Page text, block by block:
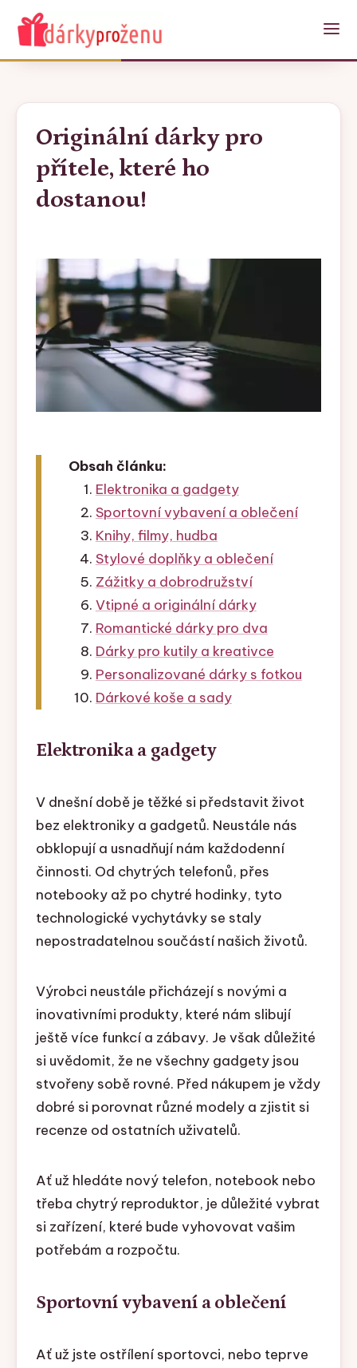
Originální dárky pro
přítele, které ho
dostanou!
Obsah článku:
Elektronika a gadgety
Sportovní vybavení a oblečení
Knihy, filmy, hudba
Stylové doplňky a oblečení
Zážitky a dobrodružství
Vtipné a originální dárky
Romantické dárky pro dva
Dárky pro kutily a kreativce
Personalizované dárky s fotkou
Dárkové koše a sady
Elektronika a gadgety
V dnešní době je těžké si představit život
bez elektroniky a gadgetů. Neustále nás
obklopují a usnadňují nám každodenní
činnosti. Od chytrých telefonů, přes
notebooky až po chytré hodinky, tyto
technologické vychytávky se staly
nepostradatelnou součástí našich životů.
Výrobci neustále přicházejí s novými a
inovativními produkty, které nám slibují
ještě více funkcí a zábavy. Je však důležité
si uvědomit, že ne všechny gadgety jsou
stvořeny sobě rovné. Před nákupem je vždy
dobré si porovnat různé modely a zjistit si
recenze od ostatních uživatelů.
Ať už hledáte nový telefon, notebook nebo
třeba chytrý reproduktor, je důležité vybrat
si zařízení, které bude vyhovovat vašim
potřebám a rozpočtu.
Sportovní vybavení a oblečení
Ať už jste ostřílení sportovci, nebo teprve